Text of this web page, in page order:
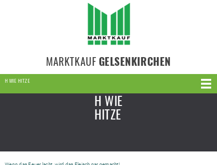
MARKTKAUF GELSENKIRCHEN
H WIE HITZE
H WIE
HITZE